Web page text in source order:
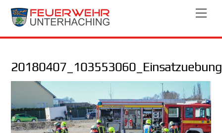
Skip
20180407_103553060_Einsatzuebung